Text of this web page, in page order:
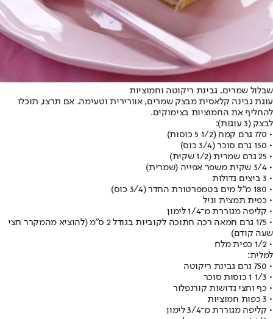
שבלול שמרים, גבינת ריקוטה וחמוציות
עוגת גבינה קלאסית מבצק שמרים, אוורירית וטעימה. אם תרצו, תוכלו
להחליף את החמוציות בצימוקים.
לבצק (3 עוגות):
• 770 גרם קמח (1/2 5 כוסות)
• 150 גרם סוכר (3/4 כוס)
• 25 גרם שמרית (1/2 שקית)
• 3/4 שקית משפר אפייה (שמרית)
• 3 ביצים גדולות
• 180 מ"ל מים בטמפרטורת החדר (3/4 כוס)
• כפית תמצית וניל
• קליפה מגוררת מ־1/4 לימון
• 175 גרם חמאה רכה חתוכה לקוביות בגודל 2 ס"מ (להוציא מהמקרר חצי
שעה קודם)
• 1/2 כפית מלח
למלית:
• 750 גרם גבינת ריקוטה
• 1/3 1 כוסות סוכר
• כף וחצי גדושות קורנפלור
• 3 כפות חמוציות
• קליפה מגוררת מ־3/4 לימון